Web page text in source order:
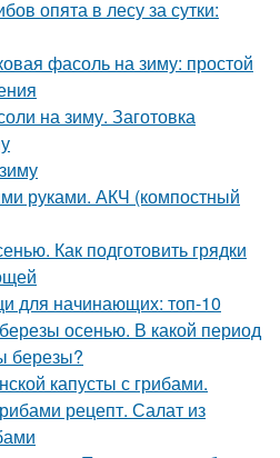
опята в лесу за сутки:
фасоль на зиму: простой
на зиму. Заготовка
руками. АКЧ (компостный
Как подготовить грядки
для начинающих: топ-10
осенью. В какой период
березы?
капусты с грибами.
рецепт. Салат из